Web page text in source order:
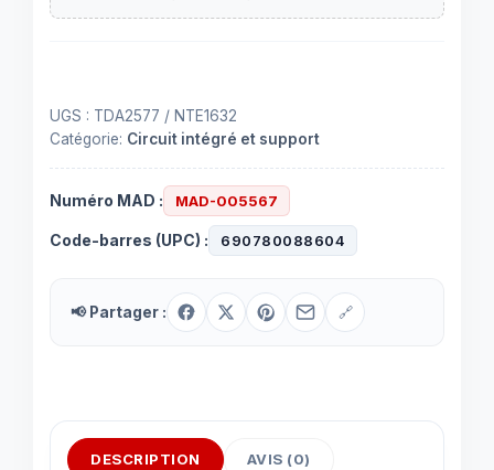
18
UGS : TDA2577 / NTE1632
Catégorie: Circuit intégré et support
Numéro MAD : MAD-005567
Code-barres (UPC) : 690780088604
📢 Partager : 🔗
DESCRIPTION AVIS (0)